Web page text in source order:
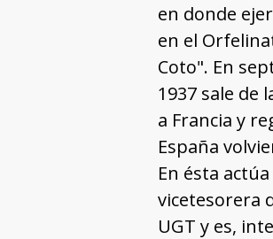
en donde
en el
Coto". En
1937 sale de
a Francia y
España
En ésta
vicetesorera
UGT y es,